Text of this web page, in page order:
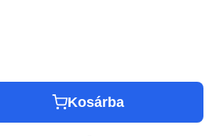
Kosárba